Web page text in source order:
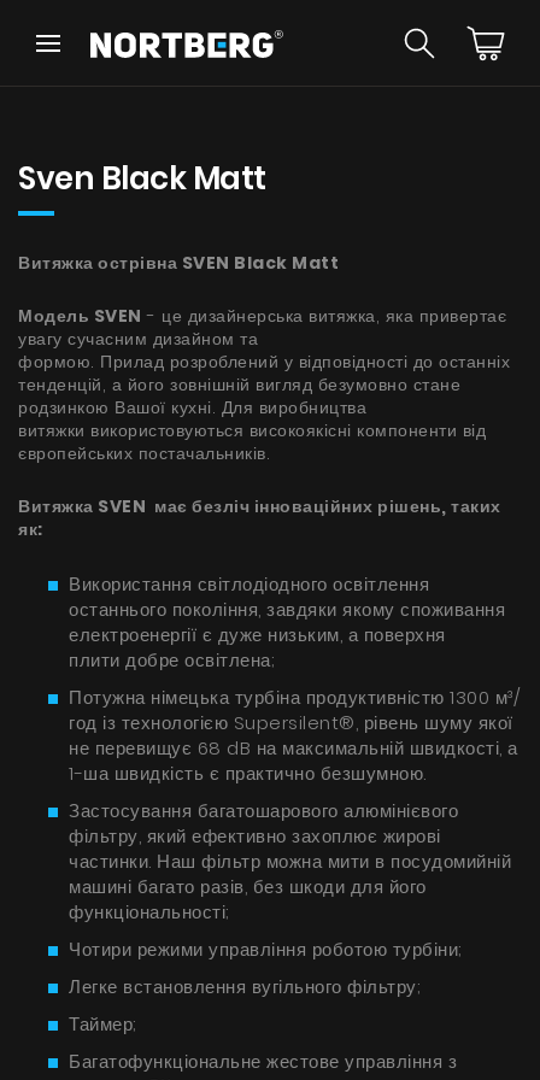
Назад
Витяжки Острівні
Витяжки Пристінні
Витяжки Вбудовані
Витяжки Стельові
Витяжки Циліндричні
Витяжки Декоративні
Витяжки Повновбудовані
Витяжки Телескопічні
Витяжки Інтегровані
Аксесуари
Серія Super Silent
Nortberg Тихий Дім
Витяжки з турбіною на даху будинку
Nortberg Тиха Кухня
Витяжки з турбіною за межами кухнної кімнати
Назад
Інструкції
FAQ - часті питання
БАЧИТИ ВСЕ
Технічна підтримка
FAQ
Гарантія
Sven Black Matt
Витяжка острівна SVEN Black Matt
Модель SVEN - це дизайнерська витяжка, яка привертає
увагу сучасним дизайном та
формою. Прилад розроблений у відповідності до останніх
тенденцій, а його зовнішній вигляд безумовно стане
родзинкою Вашої кухні. Для виробництва
витяжки використовуються високоякісні компоненти від
європейських постачальників.
Витяжка SVEN має безліч інноваційних рішень, таких
як:
Використання світлодіодного освітлення
останнього покоління, завдяки якому споживання
електроенергії є дуже низьким, а поверхня
плити добре освітлена;
Потужна німецька турбіна продуктивністю 1300 м³/
год із технологією Supersilent®, рівень шуму якої
не перевищує 68 dB на максимальній швидкості, а
1-ша швидкість є практично безшумною.
Застосування багатошарового алюмінієвого
фільтру, який ефективно захоплює жирові
частинки. Наш фільтр можна мити в посудомийній
машині багато разів, без шкоди для його
функціональності;
Чотири режими управління роботою турбіни;
Легке встановлення вугільного фільтру;
Таймер;
Багатофункціональне жестове управління з